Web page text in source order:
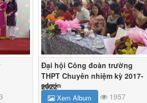
Đại hội Công đoàn trường
THPT Chuyên nhiệm kỳ 2017-
2022
admin
Xem Album
1957